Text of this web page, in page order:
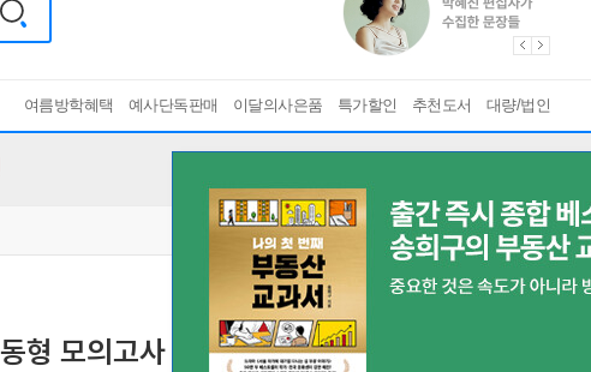
여름방학혜택 예사단독판매 이달의사은품 특가할인 추천도서 대량/법인
형 모의고사 Season 2 [ 봉투형 ]